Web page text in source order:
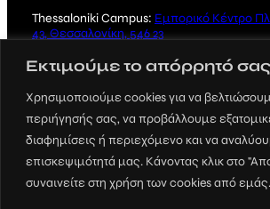
Εκτιμούμε το απόρρητό σας
Χρησιμοποιούμε cookies για να
περιήγησής σας, να προβάλλουμε
διαφημίσεις ή περιεχόμενο και να
επισκεψιμότητά μας. Κάνοντας κλικ στο
συναινείτε στη χρήση των cookies από εμάς.
Thessaloniki Campus: Εμπορικό Κέντρο
43, Θεσσαλονίκη, 546 23
Crafted bySUSAMI